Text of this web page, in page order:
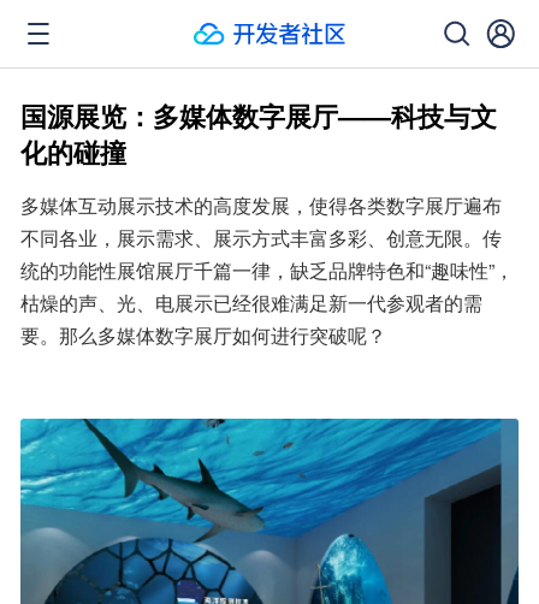
国源展览：多媒体数字展厅——科技与文
化的碰撞
多媒体互动展示技术的高度发展，使得各类数字展厅遍布
不同各业，展示需求、展示方式丰富多彩、创意无限。传
统的功能性展馆展厅千篇一律，缺乏品牌特色和“趣味性”，
枯燥的声、光、电展示已经很难满足新一代参观者的需
要。那么多媒体数字展厅如何进行突破呢？